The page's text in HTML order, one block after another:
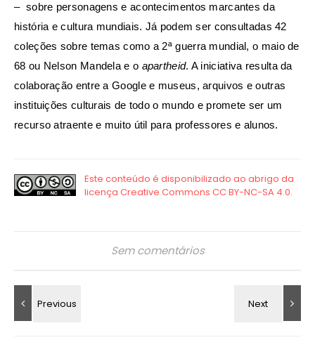
– sobre personagens e acontecimentos marcantes da
história e cultura mundiais. Já podem ser consultadas 42
coleções sobre temas como a 2ª guerra mundial, o maio de
68 ou Nelson Mandela e o apartheid. A iniciativa resulta da
colaboração entre a Google e museus, arquivos e outras
instituições culturais de todo o mundo e promete ser um
recurso atraente e muito útil para professores e alunos.
Sem comentários